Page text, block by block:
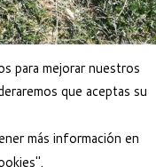
para mejorar nuestros
que aceptas su
más información en